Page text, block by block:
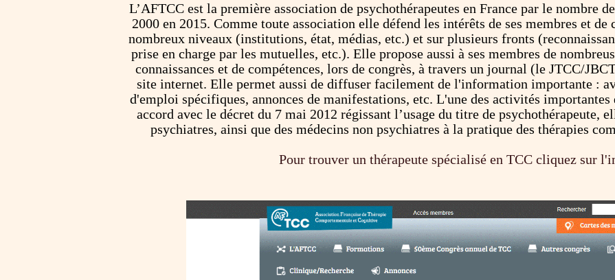
L’AFTCC est la première association de psychothérapeutes en France par le nombre
2000 en 2015. Comme toute association elle défend les intérêts de ses membres et
nombreux niveaux (institutions, état, médias, etc.) et sur plusieurs fronts
prise en charge par les mutuelles, etc.). Elle propose aussi à ses membres de
connaissances et de compétences, lors de congrès, à travers un journal (le JTCC/
site internet. Elle permet aussi de diffuser facilement de l'information importante :
d'emploi spécifiques, annonces de manifestations, etc. L'une des activités
accord avec le décret du 7 mai 2012 régissant l’usage du titre de psychothérapeute,
psychiatres, ainsi que des médecins non psychiatres à la pratique des thérapies
Pour trouver un thérapeute spécialisé en TCC cliquez sur